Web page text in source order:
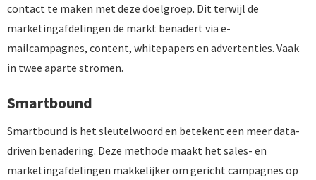
contact te maken met deze doelgroep. Dit terwijl de
marketingafdelingen de markt benadert via e-
mailcampagnes, content, whitepapers en advertenties. Vaak
in twee aparte stromen.
Smartbound
Smartbound is het sleutelwoord en betekent een meer data-
driven benadering. Deze methode maakt het sales- en
marketingafdelingen makkelijker om gericht campagnes op